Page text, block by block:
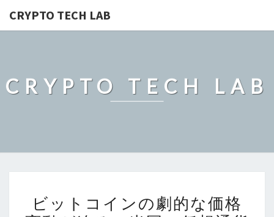
CRYPTO TECH LAB
CRYPTO TECH LAB
ッ
ビットコインの劇的な価格